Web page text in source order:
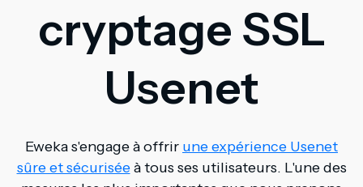
cryptage SSL
Usenet
Eweka s'engage à offrir une expérience Usenet
sûre et sécuriséeà tous ses utilisateurs. L'une des